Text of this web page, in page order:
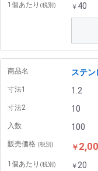
1個あたり (税別) ￥ 40
商品名 ステン
寸法1 1.2
寸法2 10
入数 100
販売価格 (税別) ￥
1個あたり (税別) ￥20